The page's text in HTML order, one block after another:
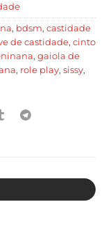
, bdsm, castidade
de castidade, cinto
, gaiola de
, role play, sissy,